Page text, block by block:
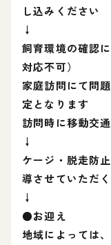
し込みください
↓
飼育環境の確認
対応不可）
家庭訪問にて問
定となります
訪問時に移動交
↓
ケージ・脱走防
導させていただ
↓
●お迎え
地域によっては